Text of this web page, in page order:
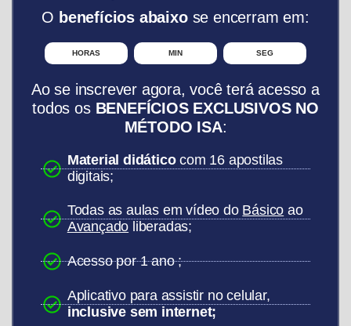
O benefícios abaixo se encerram em:
HORAS MIN SEG
Ao se inscrever agora, você terá acesso a
todos os BENEFÍCIOS EXCLUSIVOS NO
MÉTODO ISA:
Material didáticocom 16 apostilas
digitais;
Todas as aulas em vídeo do Básico ao
Avançado liberadas;
Acessopor 1ano ;
Aplicativo para assistir no celular,
inclusive sem internet;